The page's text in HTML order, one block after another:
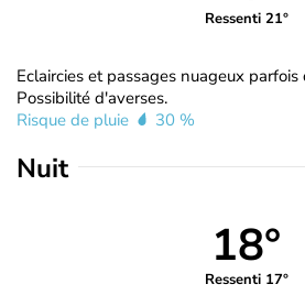
Ressenti 21°
Eclaircies et passages nuageux parfois
Possibilité d'averses.
Risque de pluie
30 %
Nuit
18°
Ressenti 17°